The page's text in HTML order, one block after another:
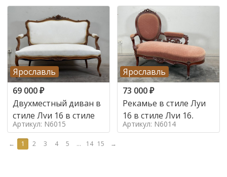
Ярославль
69 000₽
Двухместный диван в
стиле Луи 16 в стиле
Артикул: N6015
Ярославль
73 000₽
Рекамье в стиле Луи
16 в стиле Луи 16,
Артикул: N6014
← 1 2 3 4 5 ... 14 15 →